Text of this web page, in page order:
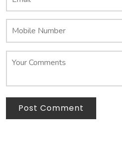
Post Comment